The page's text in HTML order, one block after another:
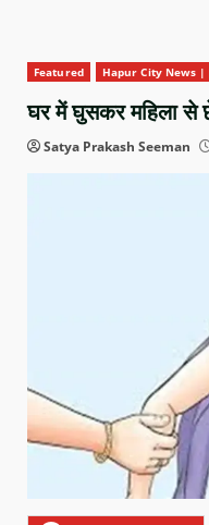
Featured Hapur City News ||
घर में घुसकर महिला से
Satya Prakash Seeman